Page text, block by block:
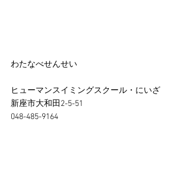
わたなべせんせい
ヒューマンスイミングスクール・にいざ
新座市大和田2-5-51
048-485-9164